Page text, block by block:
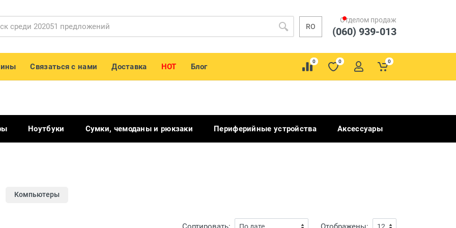
RO
Отделом продаж
(060) 939-013
Связаться с нами Доставка HOT Блог
0 0 0
Ноутбуки Сумки, чемоданы и рюкзаки Периферийные устройства Аксессуары
Компьютеры